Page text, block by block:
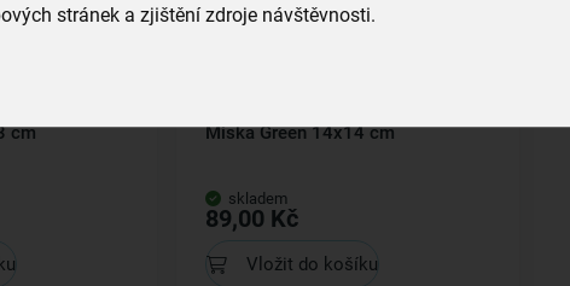
stránek a zjištění zdroje návštěvnosti.
cm Miska Green 14x14 cm
skladem
89,00 Kč
Vložit do košíku